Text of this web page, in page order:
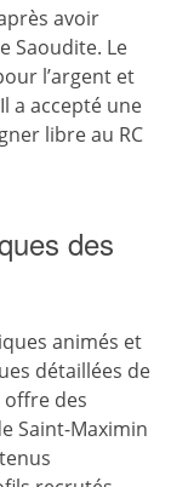
avoir
Saoudite. Le
l’argent et
a accepté une
libre au RC
des
animés et
détaillées de
offre des
Saint-Maximin